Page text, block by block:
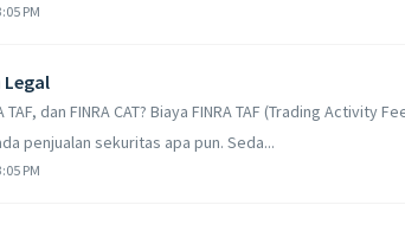
PM
Legal
TAF, dan FINRA CAT? Biaya FINRA TAF (Trading Activity
penjualan sekuritas apa pun. Seda...
PM